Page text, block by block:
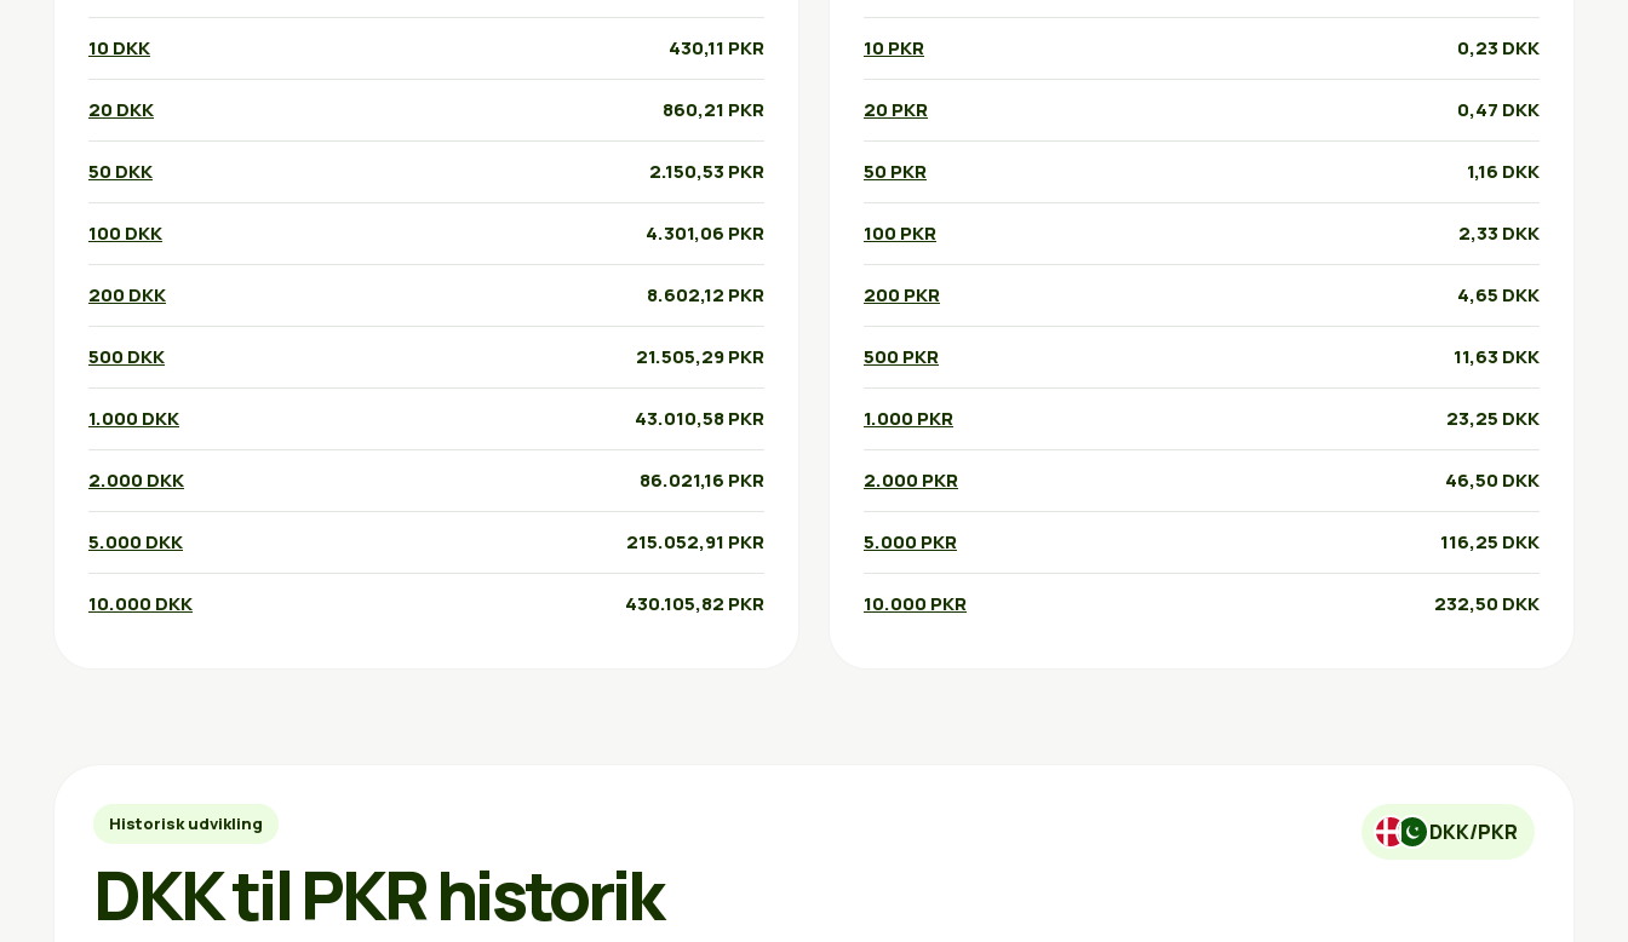
10 DKK 430,11 PKR
20 DKK 860,21 PKR
50 DKK 2.150,53 PKR
100 DKK 4.301,06 PKR
200 DKK 8.602,12 PKR
500 DKK 21.505,29 PKR
1.000 DKK 43.010,58 PKR
2.000 DKK 86.021,16 PKR
5.000 DKK 215.052,91 PKR
10.000 DKK 430.105,82 PKR
10 PKR 0,23 DKK
20 PKR 0,47 DKK
50 PKR 1,16 DKK
100 PKR 2,33 DKK
200 PKR 4,65 DKK
500 PKR 11,63 DKK
1.000 PKR 23,25 DKK
2.000 PKR 46,50 DKK
5.000 PKR 116,25 DKK
10.000 PKR 232,50 DKK
Historisk udvikling
DKK til PKR historik
DKK/PKR